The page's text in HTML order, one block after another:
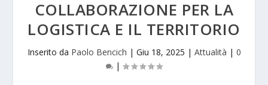
COLLABORAZIONE PER LA
LOGISTICA E IL TERRITORIO
Inserito da Paolo Bencich | Giu 18, 2025 | Attualità | 0
|